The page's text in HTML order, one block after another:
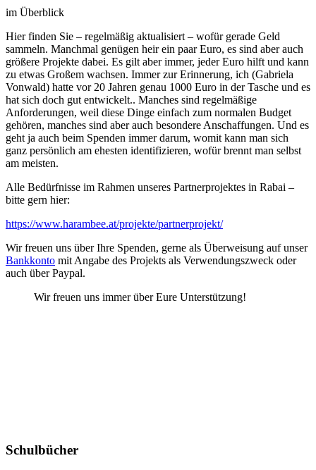
im Überblick
Hier finden Sie – regelmäßig aktualisiert – wofür gerade Geld
sammeln. Manchmal genügen heir ein paar Euro, es sind aber auch
größere Projekte dabei. Es gilt aber immer, jeder Euro hilft und kann
zu etwas Großem wachsen. Immer zur Erinnerung, ich (Gabriela
Vonwald) hatte vor 20 Jahren genau 1000 Euro in der Tasche und es
hat sich doch gut entwickelt.. Manches sind regelmäßige
Anforderungen, weil diese Dinge einfach zum normalen Budget
gehören, manches sind aber auch besondere Anschaffungen. Und es
geht ja auch beim Spenden immer darum, womit kann man sich
ganz persönlich am ehesten identifizieren, wofür brennt man selbst
am meisten.
Alle Bedürfnisse im Rahmen unseres Partnerprojektes in Rabai –
bitte gern hier:
https://www.harambee.at/projekte/partnerprojekt/
Wir freuen uns über Ihre Spenden, gerne als Überweisung auf unser
Bankkonto mit Angabe des Projekts als Verwendungszweck oder
auch über Paypal.
Wir freuen uns immer über Eure Unterstützung!
Schulbücher